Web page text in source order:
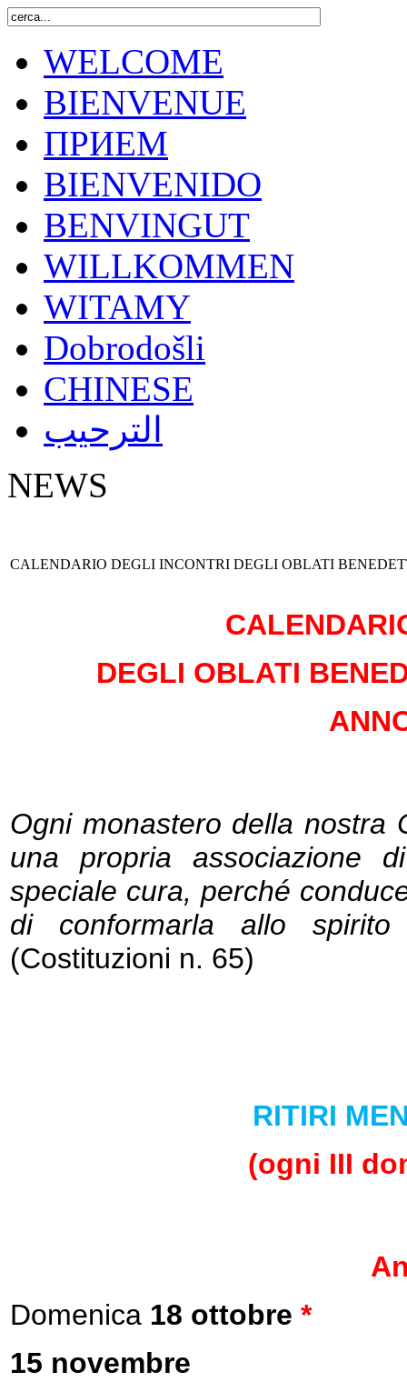
WELCOME
BIENVENUE
ПРИЕМ
BIENVENIDO
BENVINGUT
WILLKOMMEN
WITAMY
Dobrodošli
CHINESE
الترحيب
NEWS
CALENDARIO DEGLI INCONTRI DEGLI OBLATI
DEGLI OBLATI
Ogni monastero della nostra
una propria associazione
speciale cura, perché
di conformarla allo
(Costituzioni n. 65)
RITIRI
(ogni III
Domenica 18 ottobre *
15 novembre